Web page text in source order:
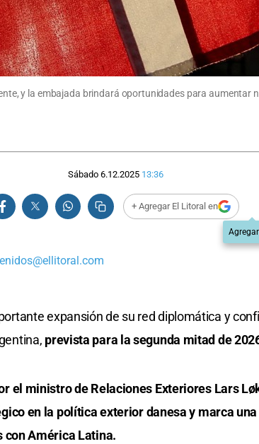
y la embajada brindará oportunidades para
Sábado 6.12.2025 13:36
+ Agregar El Litoral en
expansión de su red diplomática y
prevista para la segunda mitad de
el ministro de Relaciones Exteriores Lars
en la política exterior danesa y marca
América Latina.